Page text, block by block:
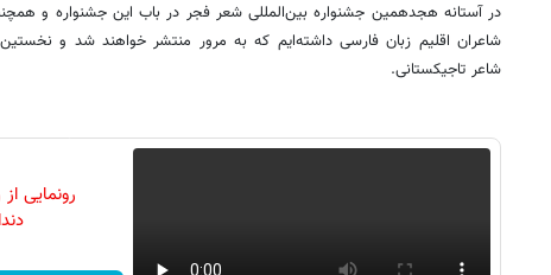
در آستانه هجدهمین جشنواره بین‌المللی شعر فجر در باب این جشنواره و
شاعران اقلیم زبان فارسی داشته‌ایم که به مرور منتشر خواهند شد و
شاعر تاجیکستانی.
رونمایی